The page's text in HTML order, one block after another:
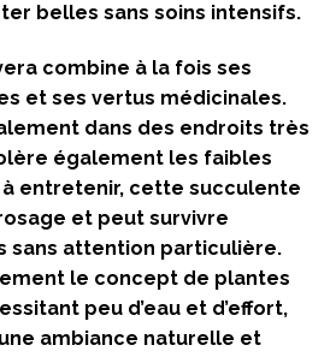
belles sans soins intensifs.
combine à la fois ses
et ses vertus médicinales.
dans des endroits très
également les faibles
à entretenir, cette succulente
et peut survivre
sans attention particulière.
le concept de plantes
peu d’eau et d’effort,
ambiance naturelle et